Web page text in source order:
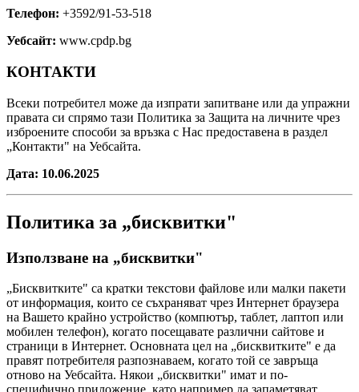
Телефон: +3592/91-53-518
Уебсайт: www.cpdp.bg
КОНТАКТИ
Всеки потребител може да изпрати запитване или да упражни
правата си спрямо тази Политика за Защита на личните чрез
изброените способи за връзка с Нас предоставена в раздел
„Контакти" на Уебсайта.
Дата: 10.06.2025
Политика за „бисквитки"
Използване на „бисквитки"
„Бисквитките" са кратки текстови файлове или малки пакети
от информация, които се съхраняват чрез Интернет браузера
на Вашето крайно устройство (компютър, таблет, лаптоп или
мобилен телефон), когато посещавате различни сайтове и
страници в Интернет. Основната цел на „бисквитките" е да
правят потребителя разпознаваем, когато той се завръща
отново на Уебсайта. Някои „бисквитки" имат и по-